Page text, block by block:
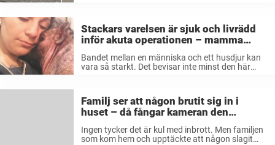
Stackars varelsen är sjuk och livrädd
inför akuta operationen – mamma
Bandet mellan en människa och ett husdjur kan
vara så starkt. Det bevisar inte minst den här
Familj ser att någon brutit sig in i
huset – då fångar kameran den
Ingen tycker det är kul med inbrott. Men familjen
som kom hem och upptäckte att någon slagit